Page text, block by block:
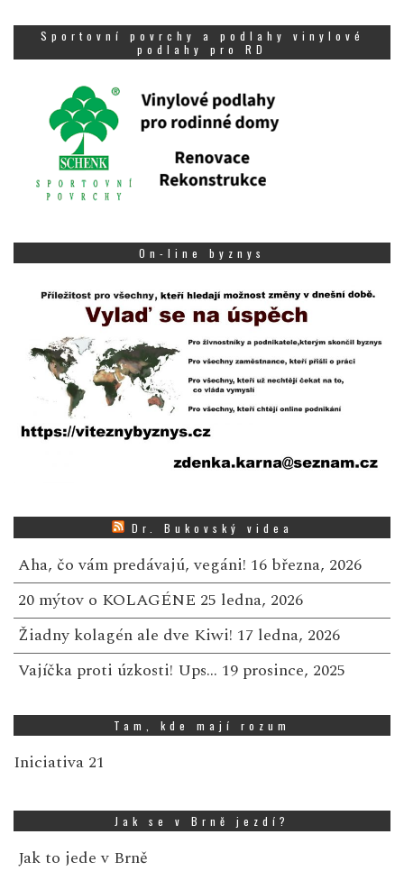
Sportovní povrchy a podlahy vinylové
podlahy pro RD
On-line byznys
Dr. Bukovský videa
Aha, čo vám predávajú, vegáni! 16 března, 2026
20 mýtov o KOLAGÉNE 25 ledna, 2026
Žiadny kolagén ale dve Kiwi! 17 ledna, 2026
Vajíčka proti úzkosti! Ups… 19 prosince, 2025
Tam, kde mají rozum
Iniciativa 21
Jak se v Brně jezdí?
Jak to jede v Brně